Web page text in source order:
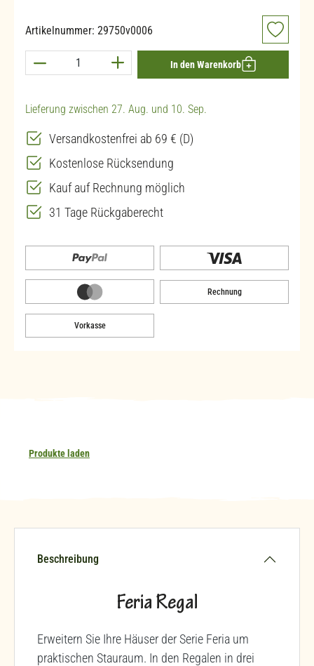
Artikelnummer: 29750v0006
Produkt Anzahl: Gib den gewünschten Wert
In den Warenkorb
Lieferung zwischen 27. Aug. und 10. Sep.
Versandkostenfrei ab 69 € (D)
Kostenlose Rücksendung
Kauf auf Rechnung möglich
31 Tage Rückgaberecht
Rechnung
Vorkasse
Produkte laden
Beschreibung
Feria Regal
Erweitern Sie Ihre Häuser der Serie Feria um
praktischen Stauraum. In den Regalen in drei